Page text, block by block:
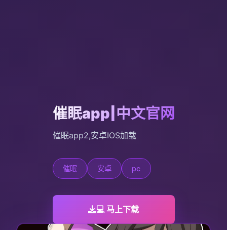
催眠app|中文官网
催眠app2,安卓IOS加载
催眠 安卓 pc
💻 马上下载